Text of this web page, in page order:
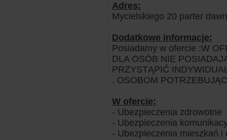
Adres:
Mycielskiego 20 parter
Dodatkowe informacje:
Posiadamy w ofercie :W
DLA OSÓB NIE
PRZYSTĄPIĆ
. OSOBOM
W ofercie:
- Ubezpieczenia zdrowotne
- Ubezpieczenia
- Ubezpieczenia mieszkań i